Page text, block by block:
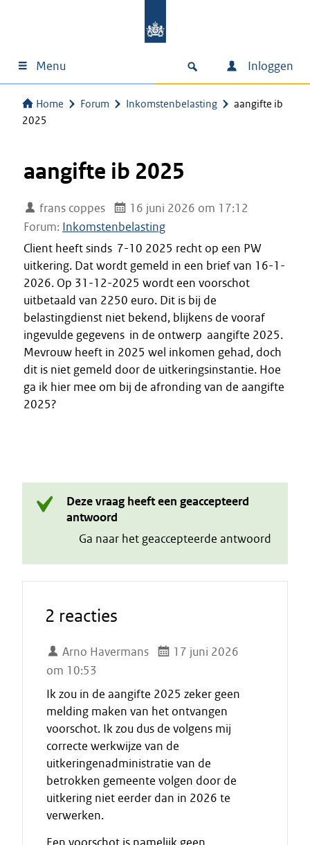
Menu Inloggen
Home Forum Inkomstenbelasting
aangifte ib
2025
aangifte ib 2025
frans coppes
16 juni 2026 om 17:12
Forum: Inkomstenbelasting
Client heeft sinds 7-10 2025 recht op een PW
uitkering. Dat wordt gemeld in een brief van 16-1-
2026. Op 31-12-2025 wordt een voorschot
uitbetaald van 2250 euro. Dit is bij de
belastingdienst niet bekend, blijkens de vooraf
ingevulde gegevens in de ontwerp aangifte 2025.
Mevrouw heeft in 2025 wel inkomen gehad, doch
dit is niet gemeld door de uitkeringsinstantie. Hoe
ga ik hier mee om bij de afronding van de aangifte
2025?
Deze vraag heeft een geaccepteerd
antwoord
Ga naar het geaccepteerde antwoord
2 reacties
Arno Havermans
17 juni 2026
om 10:53
Ik zou in de aangifte 2025 zeker geen
melding maken van het ontvangen
voorschot. Ik zou dus de volgens mij
correcte werkwijze van de
uitkeringenadministratie van de
betrokken gemeente volgen door de
uitkering niet eerder dan in 2026 te
verwerken.